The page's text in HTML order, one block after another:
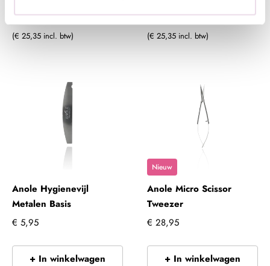
(€ 25,35 incl. btw) (€ 25,35 incl. btw)
Anole Hygienevijl
Metalen Basis
€ 5,95
+ In winkelwagen
Nieuw
Anole Micro Scissor
Tweezer
€ 28,95
+ In winkelwagen